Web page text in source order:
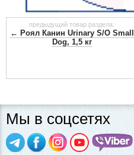
предыдущий товар раздела:
← Роял Канин Urinary S/O Small
Dog, 1,5 кг
Мы в соцсетях